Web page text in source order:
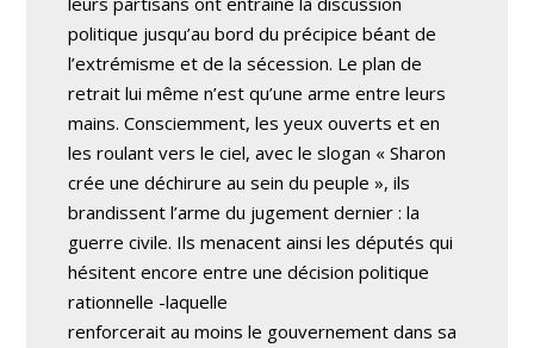
politique jusqu’au bord du précipice béant de
l’extrémisme et de la sécession. Le plan de
retrait lui même n’est qu’une arme entre leurs
mains. Consciemment, les yeux ouverts et en
les roulant vers le ciel, avec le slogan « Sharon
crée une déchirure au sein du peuple », ils
brandissent l’arme du jugement dernier : la
guerre civile. Ils menacent ainsi les députés qui
hésitent encore entre une décision politique
rationnelle -laquelle
renforcerait au moins le gouvernement dans sa